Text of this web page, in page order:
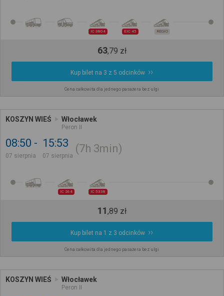
IC 3804 EIC 45 REGIO
63,79 zł
Kup bilet na 3 z 5 odcinków
Cena całkowita dla jednego pasażera bez ulgi
KOSZYN WIEŚ Włocławek
Peron II
08:50
07 sierpnia
15:53
07 sierpnia
7h 3min
IC 264 IC 5338
11,89 zł
Kup bilet na 1 z 3 odcinków
Cena całkowita dla jednego pasażera bez ulgi
KOSZYN WIEŚ Włocławek
Peron II